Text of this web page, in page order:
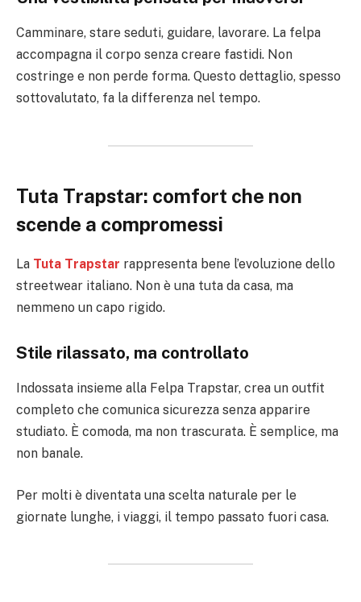
Camminare, stare seduti, guidare, lavorare. La felpa
accompagna il corpo senza creare fastidi. Non
costringe e non perde forma. Questo dettaglio, spesso
sottovalutato, fa la differenza nel tempo.
Tuta Trapstar: comfort che non
scende a compromessi
La Tuta Trapstar rappresenta bene l’evoluzione dello
streetwear italiano. Non è una tuta da casa, ma
nemmeno un capo rigido.
Stile rilassato, ma controllato
Indossata insieme alla Felpa Trapstar, crea un outfit
completo che comunica sicurezza senza apparire
studiato. È comoda, ma non trascurata. È semplice, ma
non banale.
Per molti è diventata una scelta naturale per le
giornate lunghe, i viaggi, il tempo passato fuori casa.